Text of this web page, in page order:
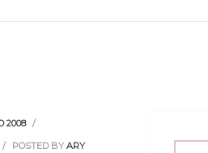
2008
POSTED BY ARY